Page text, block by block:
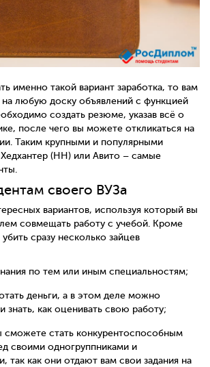
именно такой вариант заработка, то вам
на любую доску объявлений с функцией
создать резюме, указав всё о
после чего вы можете откликаться на
Таким крупными и популярными
(HH) или Авито – самые
своего ВУЗа
вариантов, используя который вы
совмещать работу с учебой. Кроме
сразу несколько зайцев
по тем или иным специальностям;
деньги, а в этом деле можно
знать, как оценивать свою работу;
сможете стать конкурентоспособным
своими одногруппниками и
так как они отдают вам свои задания на